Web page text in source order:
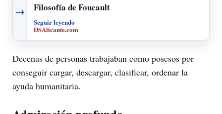
→ Filosofía de Foucault
Seguir leyendo
DSAlicante.com
Decenas de personas trabajaban como posesos por
conseguir cargar, descargar, clasificar, ordenar la
ayuda humanitaria.